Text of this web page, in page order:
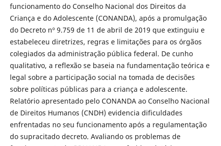
funcionamento do Conselho Nacional dos Direitos da
Criança e do Adolescente (CONANDA), após a promulgação
do Decreto nº 9.759 de 11 de abril de 2019 que extinguiu e
estabeleceu diretrizes, regras e limitações para os órgãos
colegiados da administração pública federal. De cunho
qualitativo, a reflexão se baseia na fundamentação teórica e
legal sobre a participação social na tomada de decisões
sobre políticas públicas para a criança e adolescente.
Relatório apresentado pelo CONANDA ao Conselho Nacional
de Direitos Humanos (CNDH) evidencia dificuldades
enfrentadas no seu funcionamento após a regulamentação
do supracitado decreto. Avaliando os problemas de